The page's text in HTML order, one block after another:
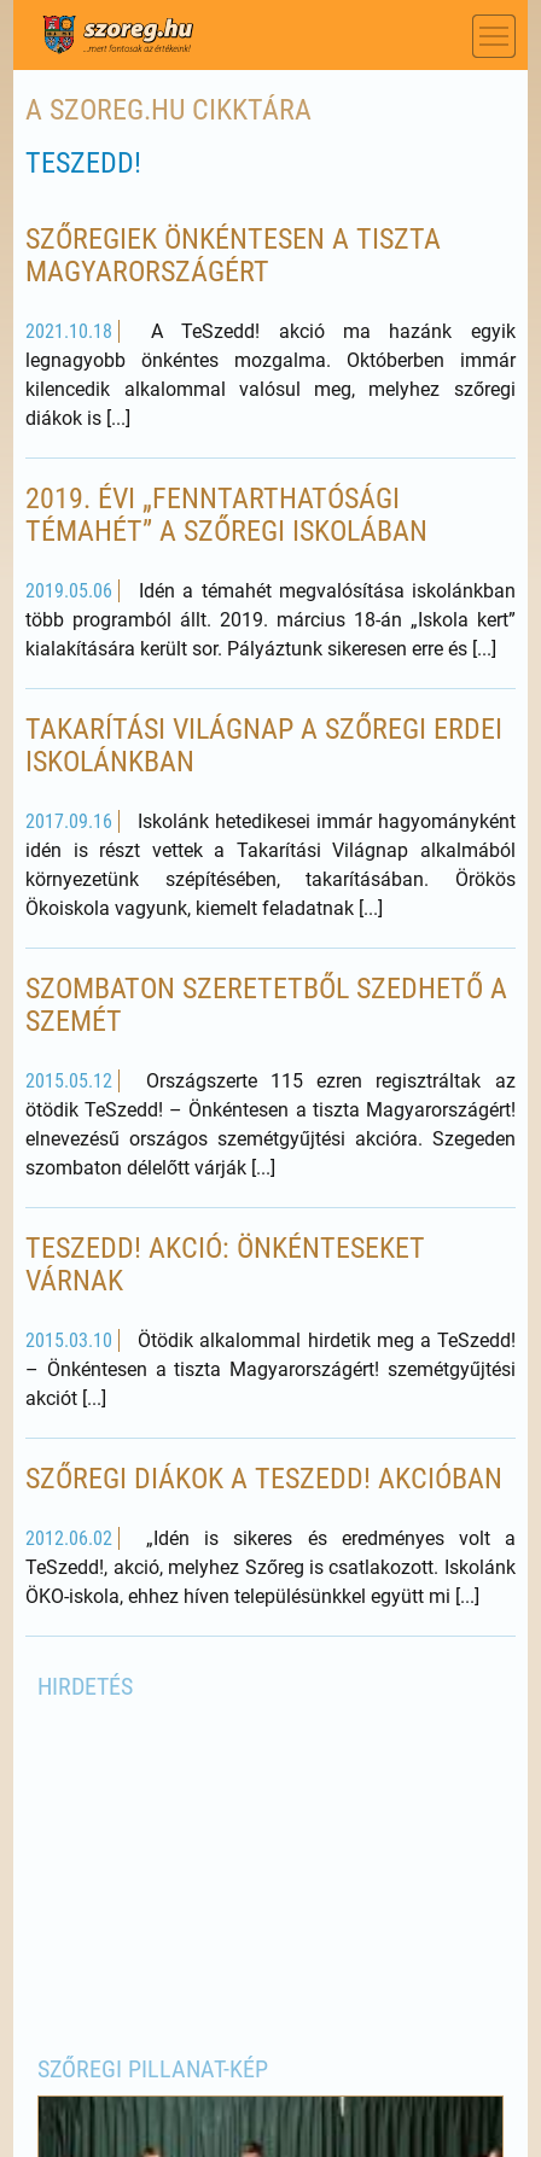
A SZOREG.HU CIKKTÁRA
TESZEDD!
SZŐREGIEK ÖNKÉNTESEN A TISZTA
MAGYARORSZÁGÉRT
2021.10.18
A TeSzedd! akció ma hazánk egyik
legnagyobb önkéntes mozgalma. Októberben immár
kilencedik alkalommal valósul meg, melyhez szőregi
diákok is [...]
2019. ÉVI „FENNTARTHATÓSÁGI
TÉMAHÉT” A SZŐREGI ISKOLÁBAN
2019.05.06
Idén a témahét megvalósítása iskolánkban
több programból állt. 2019. március 18-án „Iskola kert”
kialakítására került sor. Pályáztunk sikeresen erre és [...]
TAKARÍTÁSI VILÁGNAP A SZŐREGI ERDEI
ISKOLÁNKBAN
2017.09.16
Iskolánk hetedikesei immár hagyományként
idén is részt vettek a Takarítási Világnap alkalmából
környezetünk szépítésében, takarításában. Örökös
Ökoiskola vagyunk, kiemelt feladatnak [...]
SZOMBATON SZERETETBŐL SZEDHETŐ A
SZEMÉT
2015.05.12
Országszerte 115 ezren regisztráltak az
ötödik TeSzedd! – Önkéntesen a tiszta Magyarországért!
elnevezésű országos szemétgyűjtési akcióra. Szegeden
szombaton délelőtt várják [...]
TESZEDD! AKCIÓ: ÖNKÉNTESEKET
VÁRNAK
2015.03.10
Ötödik alkalommal hirdetik meg a TeSzedd!
– Önkéntesen a tiszta Magyarországért! szemétgyűjtési
akciót [...]
SZŐREGI DIÁKOK A TESZEDD! AKCIÓBAN
2012.06.02
„Idén is sikeres és eredményes volt a
TeSzedd!, akció, melyhez Szőreg is csatlakozott. Iskolánk
ÖKO-iskola, ehhez híven településünkkel együtt mi [...]
HIRDETÉS
SZŐREGI PILLANAT-KÉP